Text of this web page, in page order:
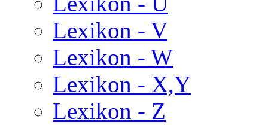
Lexikon - V
Lexikon - W
Lexikon - X,Y
Lexikon - Z